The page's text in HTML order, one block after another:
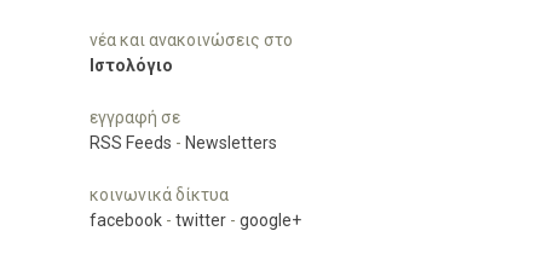
νέα και ανακοινώσεις στο
Ιστολόγιο
εγγραφή σε
RSS Feeds - Newsletters
κοινωνικά δίκτυα
facebook - twitter - google+